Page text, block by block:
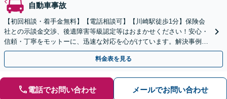
自動車事故
【初回相談・着手金無料】【電話相談可】【川崎駅徒歩1分】保険会
社との示談金交渉、後遺障害等級認定等はおまかせください！安心・
信頼・丁寧をモットーに、迅速な対応を心がけています。解決事例も
多数あり、交通事故に強い法律事務所と自負しております。
料金表を見る
電話でお問い合わせ メールでお問い合わせ